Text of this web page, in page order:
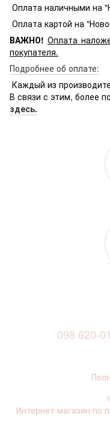
Оплата наличными на
Оплата картой на
ВАЖНО! Оплата
покупателя.
Подробнее об оплате:
Каждый из
В связи с этим, более
здесь.
098 620-
Интернет магазин по